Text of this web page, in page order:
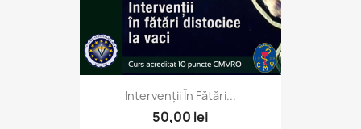
Intervenții În Fătări...
50,00 lei